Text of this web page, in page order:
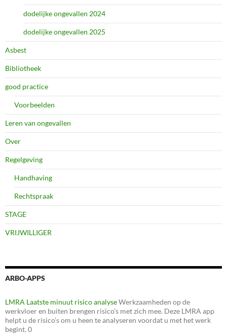
dodelijke ongevallen 2024
dodelijke ongevallen 2025
Asbest
Bibliotheek
good practice
Voorbeelden
Leren van ongevallen
Over
Regelgeving
Handhaving
Rechtspraak
STAGE
VRIJWILLIGER
ARBO-APPS
LMRA Laatste minuut risico analyseWerkzaamheden op de
werkvloer en buiten brengen risico’s met zich mee. Deze LMRA app
helpt u de risico’s om u heen te analyseren voordat u met het werk
begint. 0